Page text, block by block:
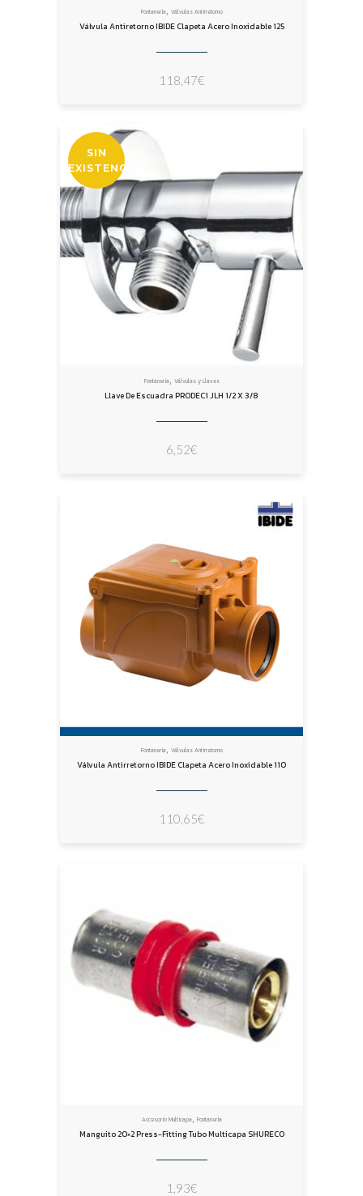
Fontanería, Válvulas Antirretorno
Válvula Antiretorno IBIDE Clapeta Acero Inoxidable 125
118,47€
SIN
EXISTENCIAS
Fontanería, Válvulas y Llaves
Llave De Escuadra PRODEC1 JLH 1/2 X 3/8
6,52€
Fontanería, Válvulas Antirretorno
Válvula Antirretorno IBIDE Clapeta Acero Inoxidable 110
110,65€
Accesorio Multicapa, Fontanería
Manguito 20×2 Press-Fitting Tubo Multicapa SHURECO
1,93€